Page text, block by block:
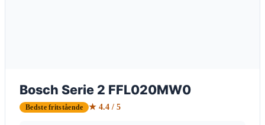
Bosch Serie 2 FFL020MW0
Bedste fritstående ★ 4.4 / 5